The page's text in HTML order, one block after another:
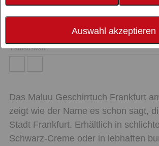
Auswahl akzeptieren
Farbauswahl:
Das Maluu Geschirrtuch Frankfurt
zeigt wie der Name es schon sagt,
Stadt Frankfurt. Erhältlich in
Schwarz-Creme oder in lebhaften